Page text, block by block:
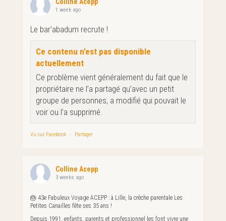
1 week ago
Le bar'abadum recrute !
Ce contenu n’est pas disponible
actuellement
Ce problème vient généralement du fait que le
propriétaire ne l’a partagé qu’avec un petit
groupe de personnes, a modifié qui pouvait le
voir ou l’a supprimé.
Vu sur Facebook · Partager
Colline Acepp
3 weeks ago
🎂 43e Fabuleux Voyage ACEPP : à Lille, la crèche parentale Les
Petites Canailles fête ses 35 ans !
Depuis 1991, enfants, parents et professionnel·les font vivre une